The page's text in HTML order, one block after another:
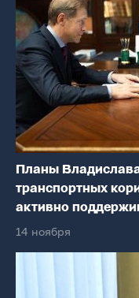
Планы
транспортных
активно
14 ноября